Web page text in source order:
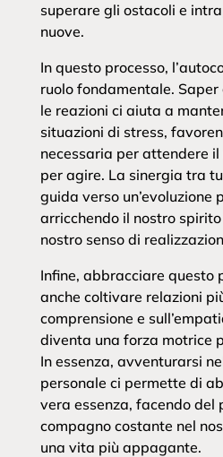
superare gli ostacoli e
nuove.
In questo processo,
ruolo fondamentale. Saper
le reazioni ci aiuta a
situazioni di stress,
necessaria per attendere
per agire. La sinergia tra
guida verso un’evoluzione
arricchendo il nostro
nostro senso di
Infine, abbracciare questo
anche coltivare relazioni
comprensione e
diventa una forza motrice
In essenza, avventurarsi
personale ci permette di
vera essenza, facendo del
compagno costante nel
una vita più appagante.